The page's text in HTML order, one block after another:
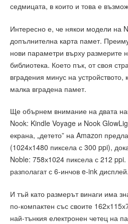
седмицата, в които и това е
Интересно е, че някои модели на
допълнителна карта памет.
нови параметри върху размерите
библиотека. Което пък, от своя
вградения минус на устройството,
малка вградена памет.
Ще обърнем внимание на двата
Nook: Kindle Voyage и Nook
екрана, „детето” на Amazon
(1024х1480 пиксела с 300 ppi),
Noble: 758х1024 пиксела с 212
разполагат с 6-инчов e-ink дисплей.
И тъй като размерът винаги има
по-компактен със своите
най-тънкия електронен четец на